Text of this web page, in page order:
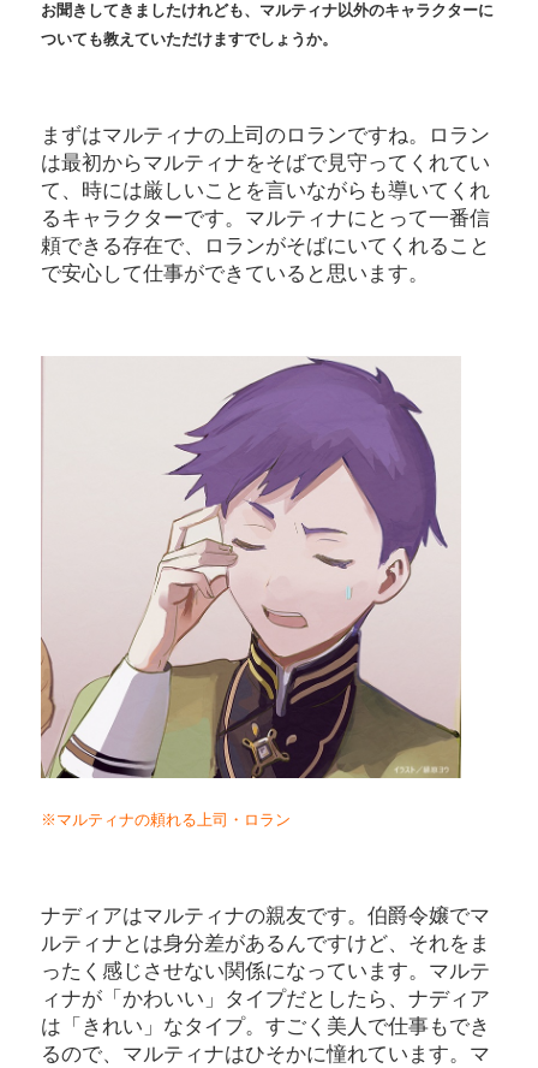
お聞きしてきましたけれども、マルティナ以外のキャラクターに
ついても教えていただけますでしょうか。
まずはマルティナの上司のロランですね。ロラン
は最初からマルティナをそばで見守ってくれてい
て、時には厳しいことを言いながらも導いてくれ
るキャラクターです。マルティナにとって一番信
頼できる存在で、ロランがそばにいてくれること
で安心して仕事ができていると思います。
※マルティナの頼れる上司・ロラン
ナディアはマルティナの親友です。伯爵令嬢でマ
ルティナとは身分差があるんですけど、それをま
ったく感じさせない関係になっています。マルテ
ィナが「かわいい」タイプだとしたら、ナディア
は「きれい」なタイプ。すごく美人で仕事もでき
るので、マルティナはひそかに憧れています。マ